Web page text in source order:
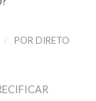
/ POR DIRETO